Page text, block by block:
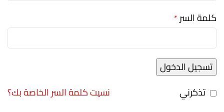
كلمة السر*
تسجيل الدخول
نسيت كلمة السر الخاصة بك؟
تذكرني